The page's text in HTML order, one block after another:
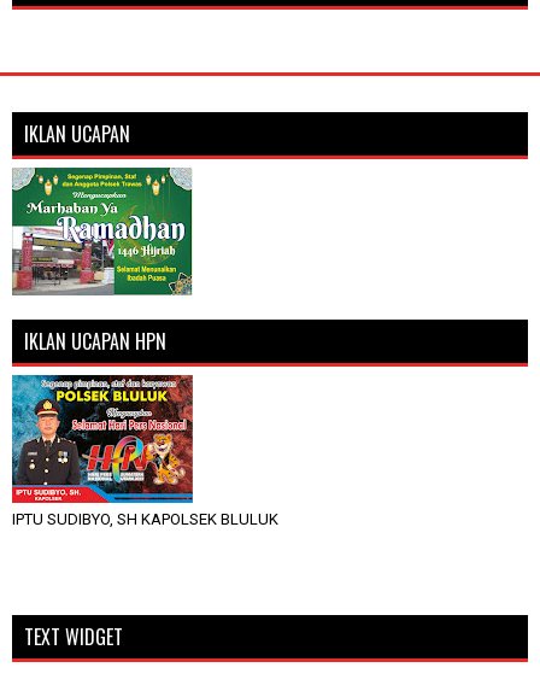
IKLAN UCAPAN
IKLAN UCAPAN HPN
IPTU SUDIBYO, SH KAPOLSEK BLULUK
TEXT WIDGET